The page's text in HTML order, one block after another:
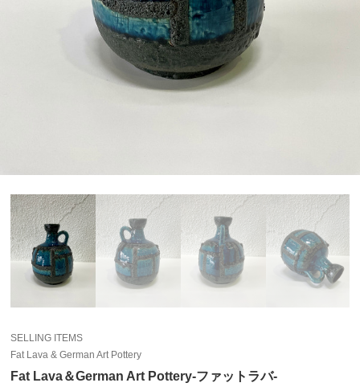
SELLING ITEMS
Fat Lava & German Art Pottery
Fat Lava＆German Art Pottery-ファットラバ-